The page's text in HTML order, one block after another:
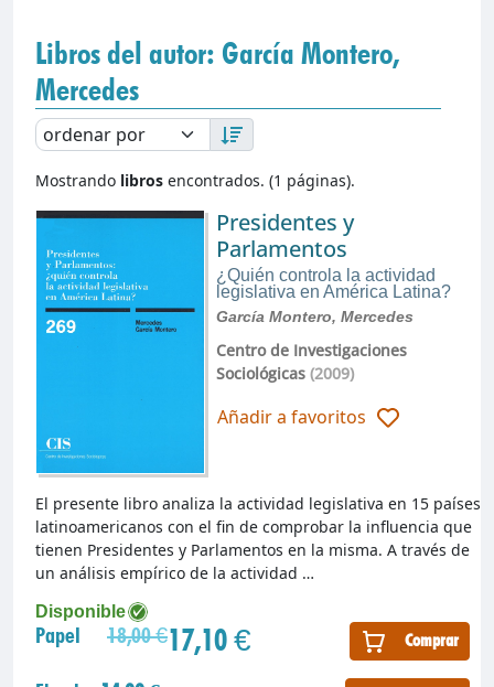
Libros del autor: García Montero,
Mercedes
Mostrando libros encontrados. (1 páginas).
Presidentes y
Parlamentos
¿Quién controla la actividad
legislativa en América Latina?
García Montero, Mercedes
Centro de Investigaciones
Sociológicas(2009)
Añadir a favoritos
Disponible
Papel 18,00 €17,10 € Comprar
El presente libro analiza la actividad legislativa en 15 países
latinoamericanos con el fin de comprobar la influencia que
tienen Presidentes y Parlamentos en la misma. A través de
un análisis empírico de la actividad …